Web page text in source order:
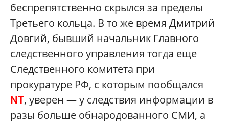
беспрепятственно скрылся за пределы
Третьего кольца. В то же время Дмитрий
Довгий, бывший начальник Главного
следственного управления тогда еще
Следственного комитета при
прокуратуре РФ, с которым пообщался
NT, уверен — у следствия информации в
разы больше обнародованного СМИ, а